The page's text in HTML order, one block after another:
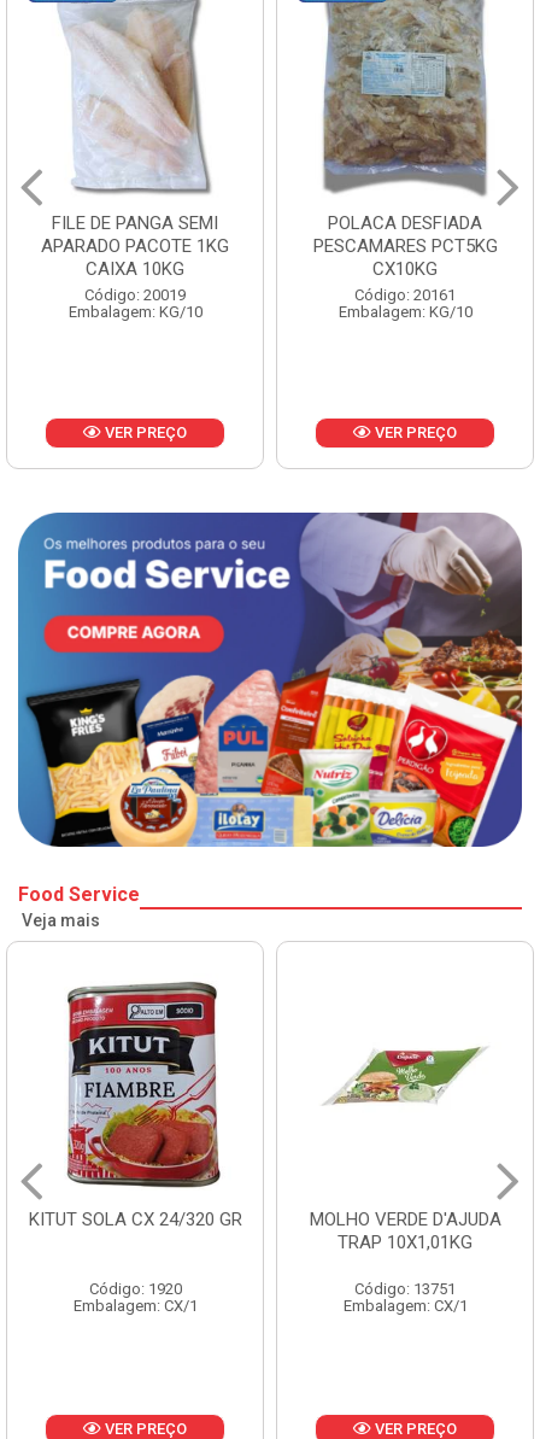
FILE DE PANGA SEMI
APARADO PACOTE 1KG
CAIXA 10KG
Código: 20019
Embalagem: KG/10
VER PREÇO
POLACA DESFIADA
PESCAMARES PCT5KG
CX10KG
Código: 20161
Embalagem: KG/10
VER PREÇO
Food Service
Veja mais
GR
MOLHO VERDE D'AJUDA
Código: 13751
Embalagem: CX/1
VER PREÇO
FRUTAS
CX 10KG
Código: 1785
Embalagem: KG/10
VER PREÇO